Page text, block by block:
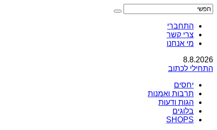
התחברי
צרי קשר
מי אנחנו
8.8.2026
התחילי לכתוב
יחסים
תרבות ואמנות
הגות ודעות
בלוגים
SHOPS